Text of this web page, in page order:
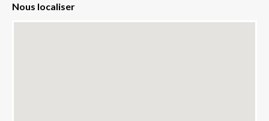
Nous localiser